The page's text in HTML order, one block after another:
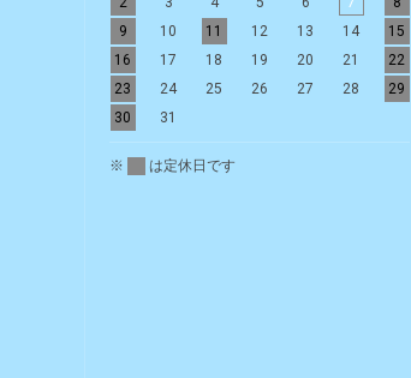
9
10 11 12 13 14
15
16
17 18 19 20 21
22
23
24 25 26 27 28
29
30
31
※ は定休日です